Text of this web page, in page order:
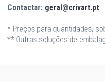
Contactar: geral@crivart.pt
* Preços para quantidades,
** Outras soluções de